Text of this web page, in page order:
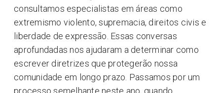
consultamos especialistas em áreas como
extremismo violento, supremacia, direitos civis e
liberdade de expressão. Essas conversas
aprofundadas nos ajudaram a determinar como
escrever diretrizes que protegerão nossa
comunidade em longo prazo. Passamos por um
processo semelhante neste ano, quando